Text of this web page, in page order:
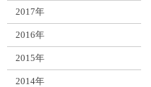
2017年
2016年
2015年
2014年